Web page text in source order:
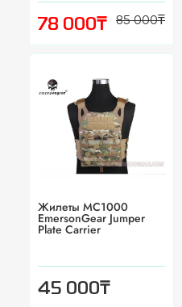
78 000₸ 85 000₸
Жилеты MC1000
EmersonGear Jumper
Plate Carrier
45 000₸